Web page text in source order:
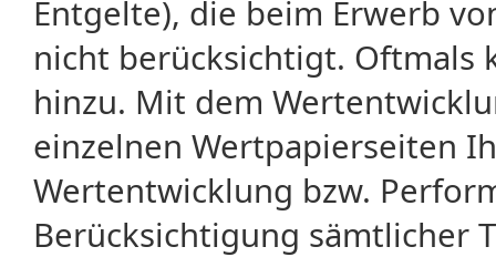
Entgelte), die beim Erwerb
nicht berücksichtigt. Oftmals
hinzu. Mit dem
einzelnen Wertpapierseiten
Wertentwicklung bzw.
Berücksichtigung sämtlicher